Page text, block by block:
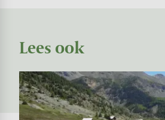
Lees ook
Image